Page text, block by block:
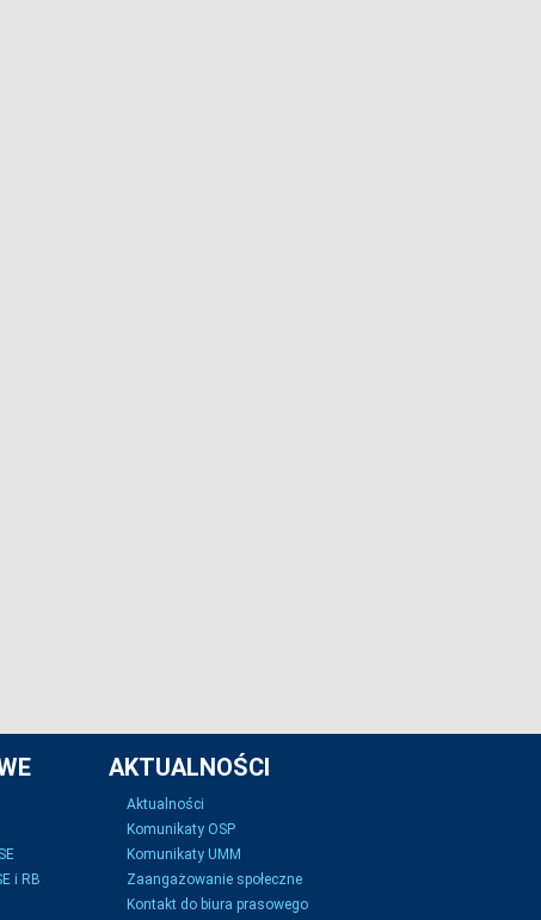
i RB
AKTUALNOŚCI
Aktualności
Komunikaty OSP
Komunikaty UMM
Zaangażowanie społeczne
Kontakt do biura prasowego